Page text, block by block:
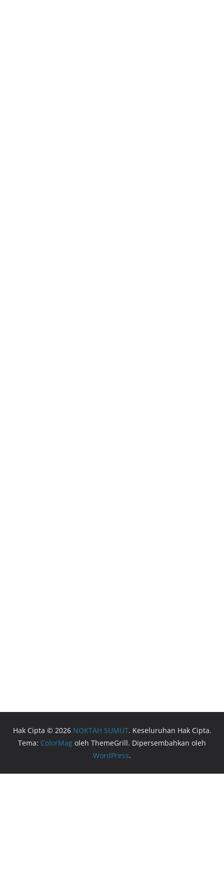
Hak Cipta © 2026 NOKTAH SUMUT. Keseluruhan Hak Cipta.
Tema: ColorMag oleh ThemeGrill. Dipersembahkan oleh
WordPress.